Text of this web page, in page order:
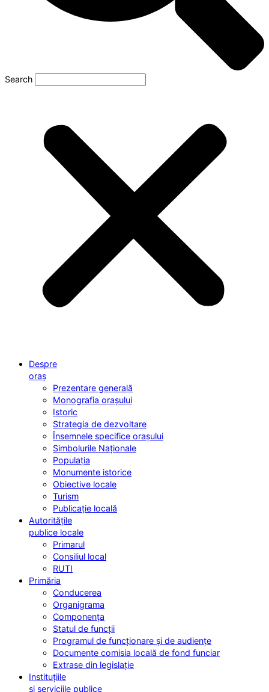
Search
Despre
oraș
Prezentare generală
Monografia orașului
Istoric
Strategia de dezvoltare
Însemnele specifice orașului
Simbolurile Naționale
Populația
Monumente istorice
Obiective locale
Turism
Publicație locală
Autoritățile
publice locale
Primarul
Consiliul local
RUTI
Primăria
Conducerea
Organigrama
Componența
Statul de funcții
Programul de funcționare și de audiențe
Documente comisia locală de fond funciar
Extrase din legislație
Instituțiile
și serviciile publice